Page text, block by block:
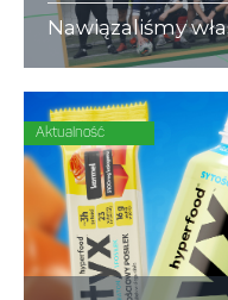
Nawiązaliśmy
futbolpolisy.pl,
się
amatorów.
Aktualność